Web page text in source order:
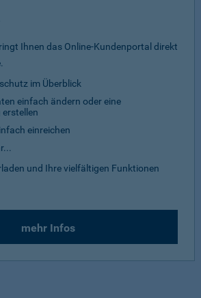
Ihnen das Online-Kundenportal direkt
im Überblick
einfach ändern oder eine
erstellen
einreichen
und Ihre vielfältigen Funktionen
mehr Infos